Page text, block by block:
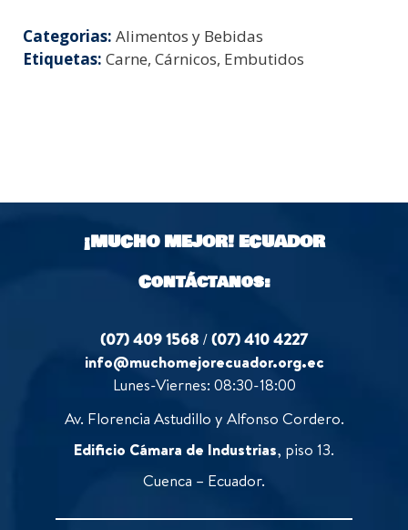
Categorias: Alimentos y Bebidas
Etiquetas: Carne, Cárnicos, Embutidos
¡MUCHO MEJOR!ECUADOR
Contáctanos:
(07) 409 1568 /(07) 410 4227
info@muchomejorecuador.org.ec
Lunes-Viernes: 08:30-18:00
Av. Florencia Astudillo y Alfonso Cordero.
Edificio Cámara de Industrias, piso 13.
Cuenca – Ecuador.